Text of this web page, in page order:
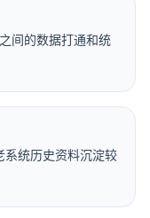
间的数据打通和统
系统历史资料沉淀较